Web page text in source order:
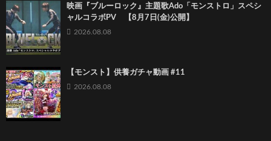
映画『ブルーロック』主題歌Ado「モンストロ」スペシ
ャルコラボPV 【8月7日(金)公開】
2026.08.08
【モンスト】供養ガチャ動画 #11
2026.08.08